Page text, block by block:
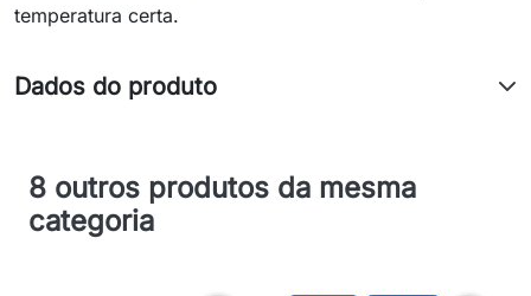
temperatura certa.
Dados do produto
8 outros produtos da mesma
categoria